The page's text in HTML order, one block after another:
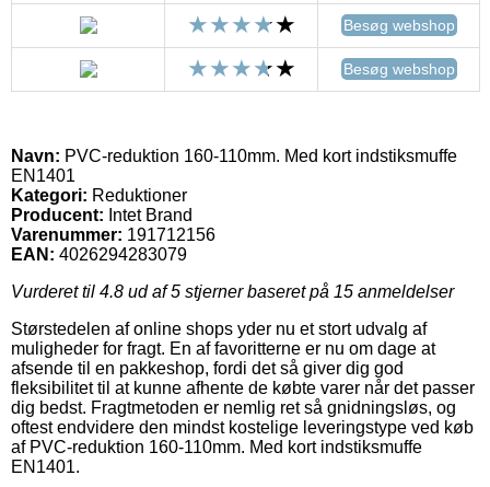
Besøg webshop
Besøg webshop
Navn: PVC-reduktion 160-110mm. Med kort indstiksmuffe
EN1401
Kategori: Reduktioner
Producent: Intet Brand
Varenummer: 191712156
EAN: 4026294283079
Vurderet til 4.8 ud af 5 stjerner baseret på 15 anmeldelser
Størstedelen af online shops yder nu et stort udvalg af
muligheder for fragt. En af favoritterne er nu om dage at
afsende til en pakkeshop, fordi det så giver dig god
fleksibilitet til at kunne afhente de købte varer når det passer
dig bedst. Fragtmetoden er nemlig ret så gnidningsløs, og
oftest endvidere den mindst kostelige leveringstype ved køb
af PVC-reduktion 160-110mm. Med kort indstiksmuffe
EN1401.